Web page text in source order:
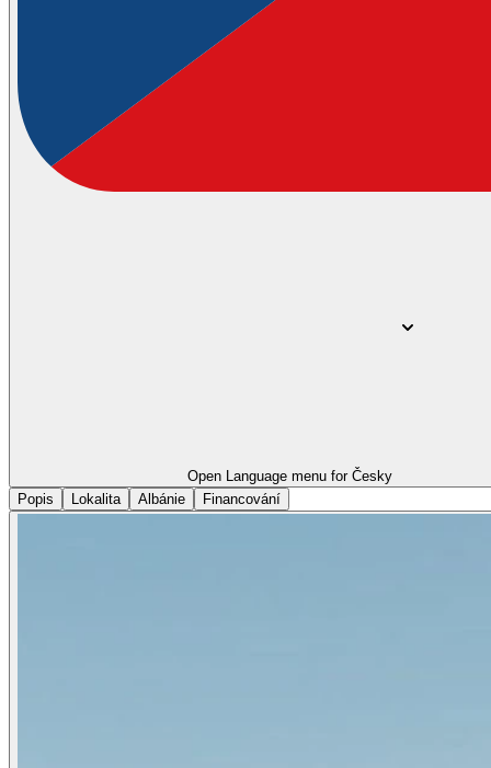
Open Language menu for Česky
Popis
Lokalita Albánie Financování